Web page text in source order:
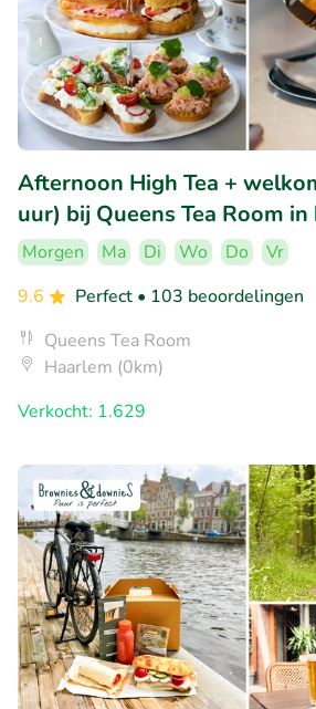
Afternoon High Tea +
uur) bij Queens Tea Room
Morgen Ma Di Wo Do
Vr
9.6
Perfect • 103 beoordelingen
Queens Tea Room
Haarlem (0km)
Verkocht: 1.629